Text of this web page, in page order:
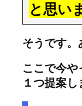
と思い
そうです。
ここで今
１つ提案し